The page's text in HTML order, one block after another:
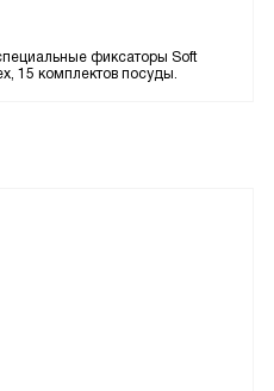
фиксаторы Soft
15 комплектов посуды.